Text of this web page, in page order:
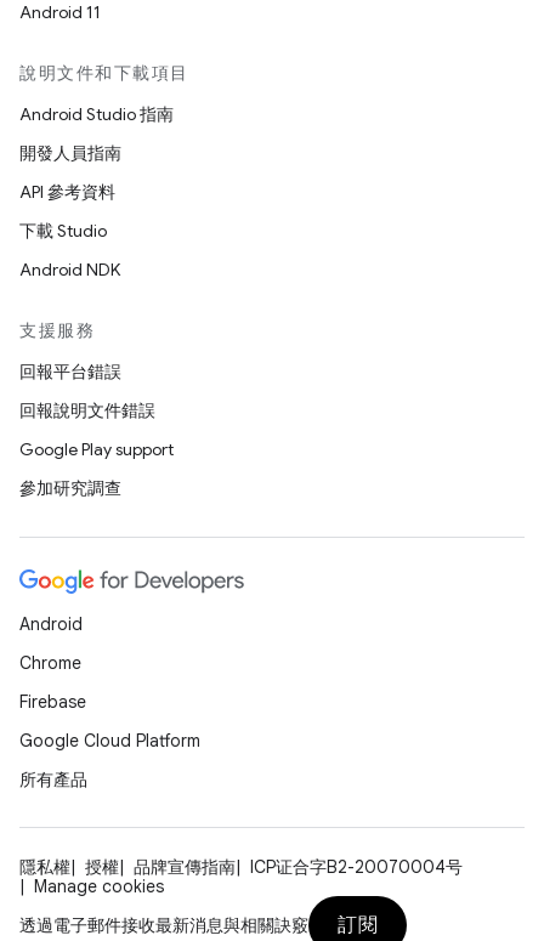
Android 11
說明文件和下載項目
Android Studio 指南
開發人員指南
API 參考資料
下載 Studio
Android NDK
支援服務
回報平台錯誤
回報說明文件錯誤
Google Play support
參加研究調查
Android
Chrome
Firebase
Google Cloud Platform
所有產品
隱私權 授權 品牌宣傳指南
ICP证合字B2-20070004号
Manage cookies
透過電子郵件接收最新消息與相關訣竅
訂閱